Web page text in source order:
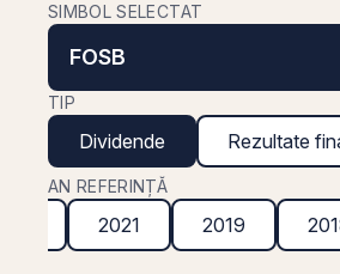
SIMBOL SELECTAT
FOSB
TIP
Dividende Rezultate
AN REFERINȚĂ
2021 2019